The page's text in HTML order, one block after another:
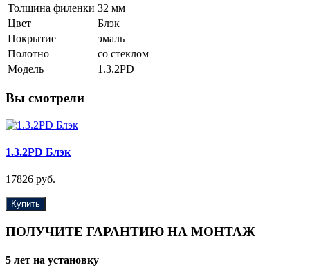
Толщина филенки 32 мм
Цвет
Блэк
Покрытие
эмаль
Полотно
со стеклом
Модель
1.3.2PD
Вы смотрели
1.3.2PD Блэк
17826 руб.
Купить
ПОЛУЧИТЕ ГАРАНТИЮ НА МОНТАЖ
5 лет на установку